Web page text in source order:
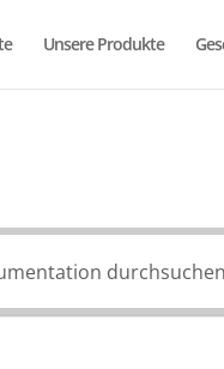
Unsere Produkte